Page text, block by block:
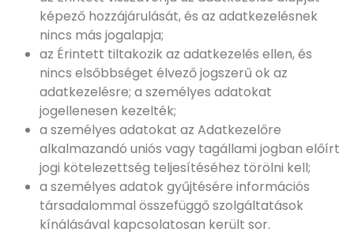
képező hozzájárulását, és az adatkezelésnek
nincs más jogalapja;
az Érintett tiltakozik az adatkezelés ellen, és
nincs elsőbbséget élvező jogszerű ok az
adatkezelésre; a személyes adatokat
jogellenesen kezelték;
a személyes adatokat az Adatkezelőre
alkalmazandó uniós vagy tagállami jogban előírt
jogi kötelezettség teljesítéséhez törölni kell;
a személyes adatok gyűjtésére információs
társadalommal összefüggő szolgáltatások
kínálásával kapcsolatosan került sor.